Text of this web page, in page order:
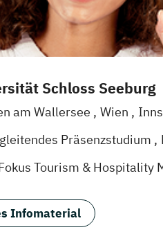
Schloss Seeburg
am Wallersee Wien
Präsenzstudium
Tourism & Hospitality
Infomaterial